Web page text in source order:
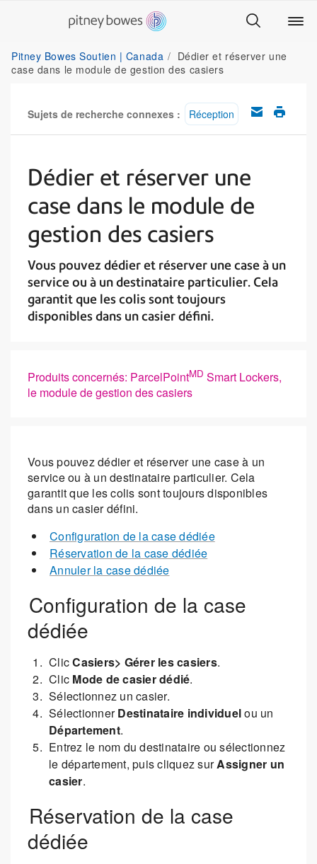
Pitney Bowes Soutien | Canada
Dédier et réserver une
case dans le module de gestion des casiers
Sujets de recherche connexes : Réception
Dédier et réserver une
case dans le module de
gestion des casiers
Vous pouvez dédier et réserver une case à un
service ou à un destinataire particulier. Cela
garantit que les colis sont toujours
disponibles dans un casier défini.
Produits concernés: ParcelPointMD Smart Lockers,
le module de gestion des casiers
Vous pouvez dédier et réserver une case à un
service ou à un destinataire particulier. Cela
garantit que les colis sont toujours disponibles
dans un casier défini.
Configuration de la case dédiée
Réservation de la case dédiée
Annuler la case dédiée
Configuration de la case
dédiée
ClicCasiers> Gérer les casiers.
Clic Mode de casier dédié.
Sélectionnez un casier.
SélectionnerDestinataire individuelou un
Département.
Entrez le nom du destinataire ou sélectionnez
le département, puis cliquez surAssigner un
casier.
Réservation de la case
dédiée